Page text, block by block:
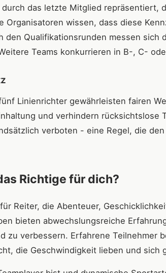
durch das letzte Mitglied repräsentiert,
Organisatoren wissen, dass diese
den Qualifikationsrunden messen sich
Teams konkurrieren in B-, C-
Linienrichter gewährleisten fairen
und verhindern rücksichtslose
verboten - eine Regel, die
Richtige für dich?
Reiter, die Abenteuer,
bieten abwechslungsreiche
zu verbessern. Erfahrene Teilnehmer
die Geschwindigkeit lieben und sich